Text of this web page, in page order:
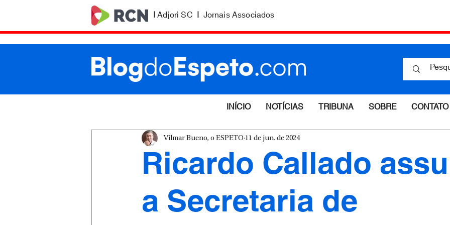
|Adjori SC | Jornais Associados
INÍCIO NOTÍCIAS TRIBUNA SOBRE CONTATO
Ricardo Callado
a Secretaria de
Vilmar Bueno, o ESPETO 11 de jun. de 2024